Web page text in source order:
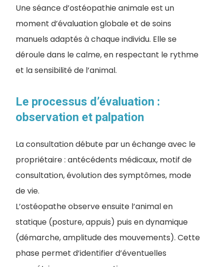
Une séance d’ostéopathie animale est un
moment d’évaluation globale et de soins
manuels adaptés à chaque individu. Elle se
déroule dans le calme, en respectant le rythme
et la sensibilité de l’animal.
Le processus d’évaluation :
observation et palpation
La consultation débute par un échange avec le
propriétaire : antécédents médicaux, motif de
consultation, évolution des symptômes, mode
de vie.
L’ostéopathe observe ensuite l’animal en
statique (posture, appuis) puis en dynamique
(démarche, amplitude des mouvements). Cette
phase permet d’identifier d’éventuelles